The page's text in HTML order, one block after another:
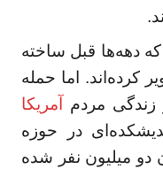
دهه‌ها قبل ساخته
کرده‌اند. اما حمله
زندگی مردم
آمریکا
در حوزه
میلیون نفر شده